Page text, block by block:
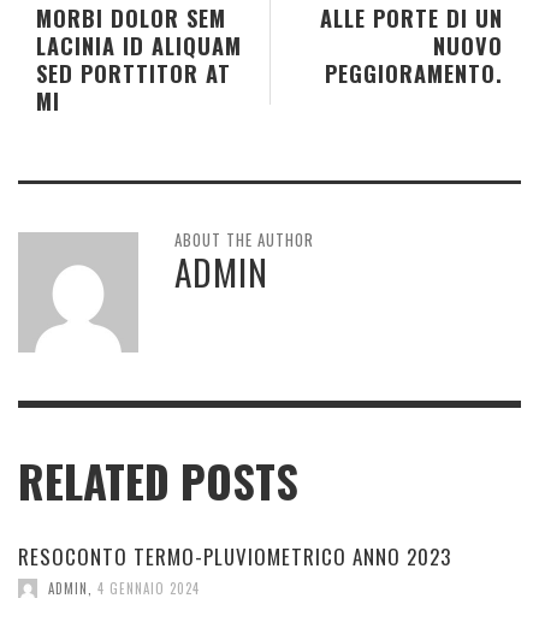
ALLE PORTE DI UN
NUOVO
PEGGIORAMENTO.
MORBI DOLOR SEM
LACINIA ID ALIQUAM
SED PORTTITOR AT
MI
ABOUT THE AUTHOR
ADMIN
RELATED POSTS
RESOCONTO TERMO-PLUVIOMETRICO ANNO 2023
ADMIN 4 GENNAIO 2024